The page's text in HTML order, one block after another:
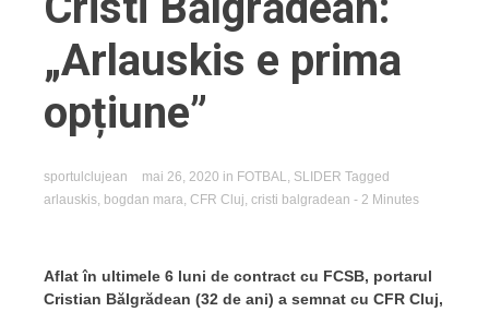
„Arlauskis e prima
opțiune”
sportulclujean mai 26, 2020 in FOTBAL, SLIDER Tagged
arlauskis, bogdan mara, CFR Cluj, cristi balgradean - 2 Minutes
Aflat în ultimele 6 luni de contract cu FCSB, portarul
Cristian Bălgrădean (32 de ani) a semnat cu CFR Cluj,